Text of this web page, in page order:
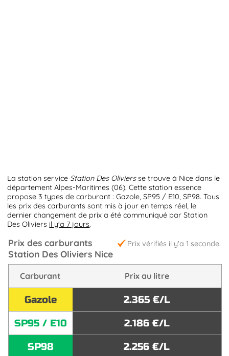
La station service Station Des Oliviersse trouve à Nice dans le
département Alpes-Maritimes (06). Cette station essence
propose 3 types de carburant : Gazole, SP95 / E10, SP98. Tous
les prix des carburants sont mis à jour en temps réel, le
dernier changement de prix a été communiqué par Station
Des Oliviers il y'a 7 jours.
Prix vérifiés il y'a 1 seconde.
Prix des carburants
Station Des Oliviers Nice
Carburant Prix au litre
Gazole
2.365 €/L
SP95 / E10
2.186 €/L
SP98
2.256 €/L